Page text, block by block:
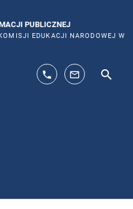
PUBLICZNEJ
EDUKACJI NARODOWEJ W
phone mail_outline search